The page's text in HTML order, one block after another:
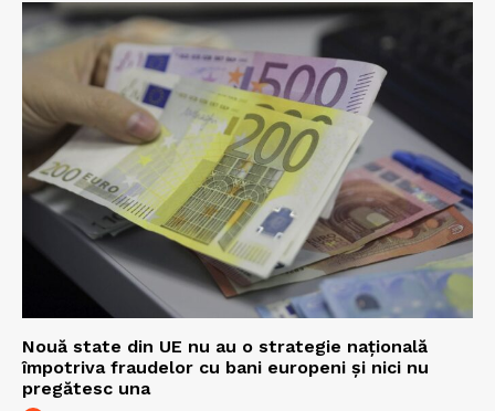
Nouă state din UE nu au o strategie națională
împotriva fraudelor cu bani europeni și nici nu
pregătesc una